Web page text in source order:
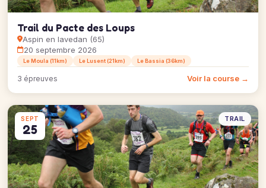
Trail du Pacte des Loups
Aspin en lavedan (65)
20 septembre 2026
Le Moula (11km) Le Lusent (21km) Le Bassia (36km)
3 épreuves Voir la course →
SEPT
25
TRAIL